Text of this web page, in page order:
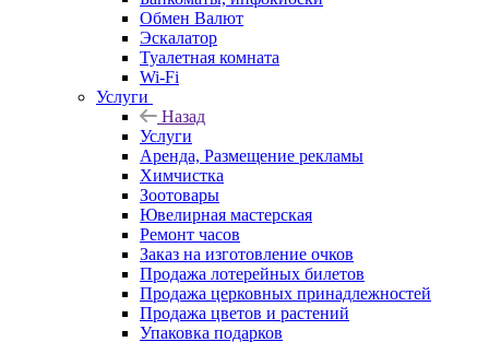
Обмен Валют
Эскалатор
Туалетная комната
Wi-Fi
Услуги
Назад
Услуги
Аренда, Размещение рекламы
Химчистка
Зоотовары
Ювелирная мастерская
Ремонт часов
Заказ на изготовление очков
Продажа лотерейных билетов
Продажа церковных принадлежностей
Продажа цветов и растений
Упаковка подарков